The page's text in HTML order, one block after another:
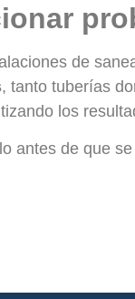
de
, tanto tuberías
los
antes de que